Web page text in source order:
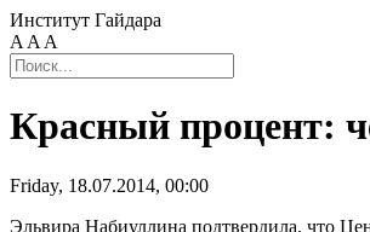
Институт Гайдара
A A A
Красный процент:
Friday, 18.07.2014, 00:00
Эльвира Набиуллина подтвердила, что